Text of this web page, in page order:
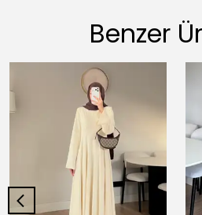
Benzer